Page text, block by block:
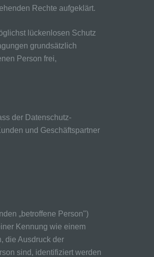
Rechte aufgeklärt.
lückenlosen Schutz
grundsätzlich
Person frei,
der Datenschutz-
und Geschäftspartner
„betroffene Person")
Kennung wie einem
die Ausdruck der
sind, identifiziert werden